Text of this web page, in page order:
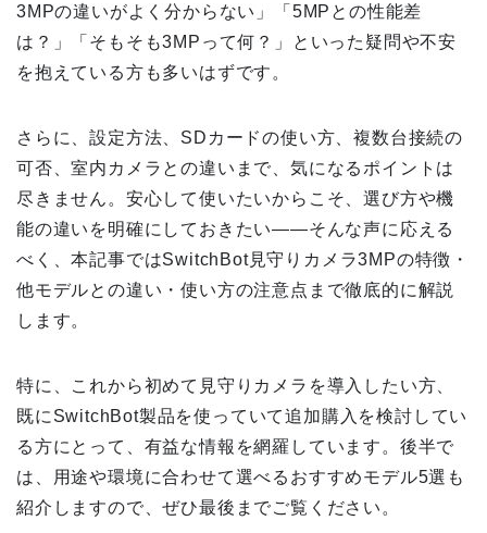
3MPの違いがよく分からない」「5MPとの性能差
は？」「そもそも3MPって何？」といった疑問や不安
を抱えている方も多いはずです。
さらに、設定方法、SDカードの使い方、複数台接続の
可否、室内カメラとの違いまで、気になるポイントは
尽きません。安心して使いたいからこそ、選び方や機
能の違いを明確にしておきたい――そんな声に応える
べく、本記事ではSwitchBot見守りカメラ3MPの特徴・
他モデルとの違い・使い方の注意点まで徹底的に解説
します。
特に、これから初めて見守りカメラを導入したい方、
既にSwitchBot製品を使っていて追加購入を検討してい
る方にとって、有益な情報を網羅しています。後半で
は、用途や環境に合わせて選べるおすすめモデル5選も
紹介しますので、ぜひ最後までご覧ください。